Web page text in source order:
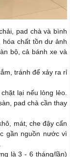
pad chà và bình
hóa chất tồn dư ảnh
bộ, cả bánh xe và
tránh để xảy ra rỉ
lại nếu lỏng lẻo.
pad chà cần thay
mát, che đậy cẩn
gần nguồn nước vì
là 3 - 6 tháng/lần)